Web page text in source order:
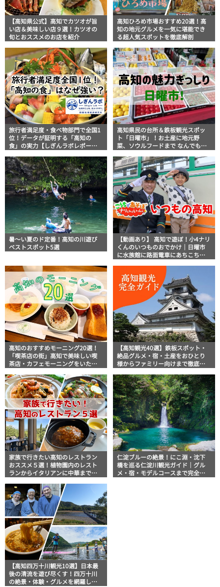
【高知県公式】高知でカツオが旨
い店＆美味しい店９選！カツオの
旬とおススメのお店を紹介
高知ひろめ市場おすすめ20選！高
知の地元グルメを一気に堪能でき
る超人気スポットを徹底解剖
旅行者満足度・食べ物部門で全国1
位！データが証明する「高知の
食」の実力【しぎんラボレポー
高知県民の台所＆鉄板観光スポッ
ト「日曜市」！お土産に地元野
菜、ソウルフードまで なんでもそ
説！
暑～い夏のド定番！高知の川遊び
ベストスポット5選
【動画あり】 高知で遊ぼ！小4ナリ
くんのいつものおでかけ｜日曜市
に水族館に路面電車にあちこち巡
高知のおすすめモーニング20選！
「喫茶店の街」高知で美味しい喫
茶店・カフェモーニングをいただ
【高知観光40選】鉄板スポット・
絶品グルメ・宿・土産をおひとり
様からファミリー向けまで徹底解
家族で行きたい高知のレストラン
おススメ５選！植物園内のレスト
ランからイタリアンに中華まで楽
仁淀ブルーの絶景！にこ淵・沈下
橋を巡る仁淀川観光ガイド｜グル
メ・宿・モデルコースまで完全網
【高知四万十川観光10選】日本最
後の清流を遊び尽くす！四万十川
の絶景・体験・グルメを網羅した